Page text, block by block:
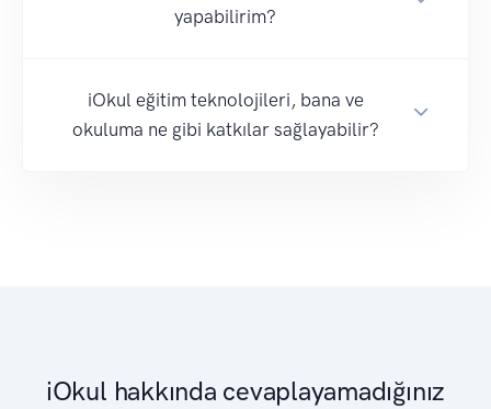
yapabilirim?
iOkul eğitim teknolojileri, bana ve
okuluma ne gibi katkılar sağlayabilir?
iOkul hakkında cevaplayamadığınız